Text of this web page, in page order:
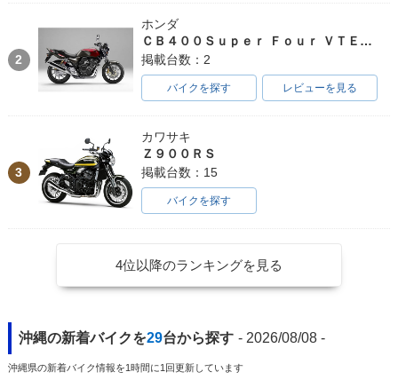
2
ホンダ
ＣＢ４００Ｓｕｐｅｒ Ｆｏｕｒ ＶＴＥＣ ＳＰＥＣ３
掲載台数：2
バイクを探す レビューを見る
3
カワサキ
Ｚ９００ＲＳ
掲載台数：15
バイクを探す
4位以降のランキングを見る
沖縄の新着バイクを29台から探す - 2026/08/08 -
沖縄県の新着バイク情報を1時間に1回更新しています